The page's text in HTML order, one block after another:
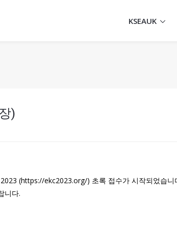
KSEAUK
)
(https://ekc2023.org/) 초록 접수가 시작되었습니
니다.